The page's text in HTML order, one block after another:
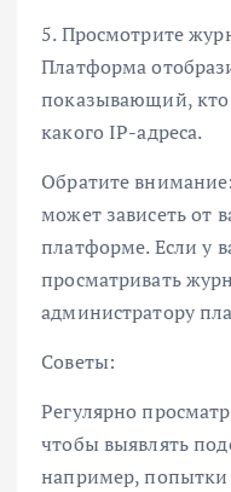
5. Просмотрите
Платформа
показывающий, кто
какого IP-адреса.
Обратите
может зависеть от
платформе. Если у
просматривать
администратору
Советы:
Регулярно
чтобы выявлять
например, попытки